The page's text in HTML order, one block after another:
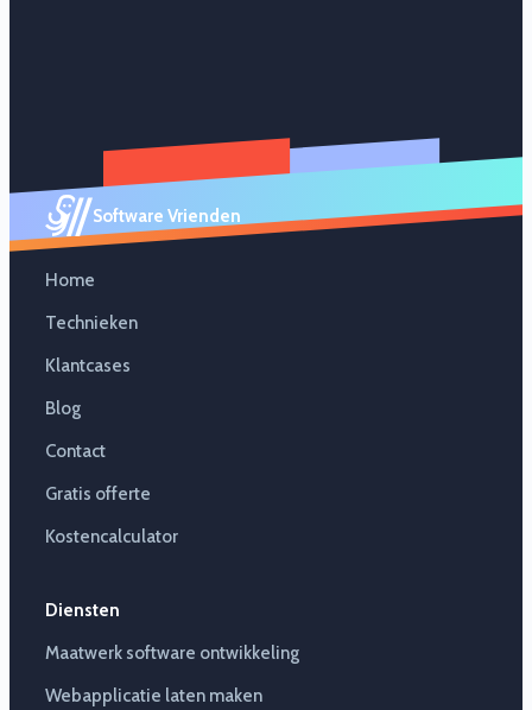
Software Vrienden
Home
Technieken
Klantcases
Blog
Contact
Gratis offerte
Kostencalculator
Diensten
Maatwerk software ontwikkeling
Webapplicatie laten maken